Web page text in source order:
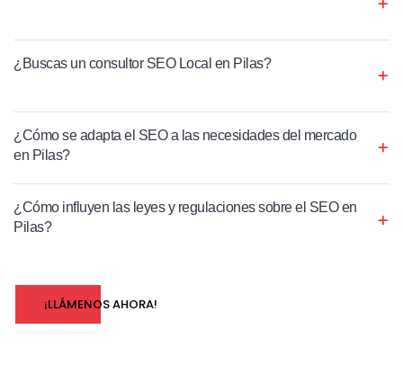
¿Buscas un consultor SEO Local en Pilas?
¿Cómo se adapta el SEO a las necesidades del mercado
en Pilas?
¿Cómo influyen las leyes y regulaciones sobre el SEO en
Pilas?
¡LLÁMENOS AHORA!